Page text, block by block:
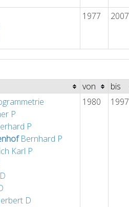
1977 2007
von
bis
P
P
Bernhard P
Karl P
D
D
1980 1997